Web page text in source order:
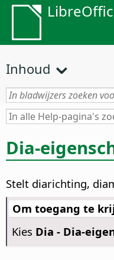
Inhoud
Dia-
Stelt diarichting,
Om toegang te
Kies Dia - Dia-